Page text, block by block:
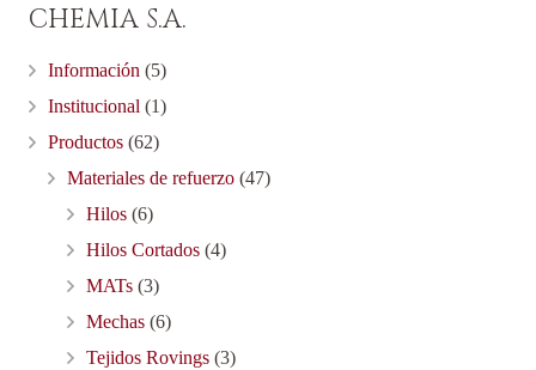
CHEMIA S.A.
Información (5)
Institucional (1)
Productos (62)
Materiales de refuerzo (47)
Hilos (6)
Hilos Cortados (4)
MATs (3)
Mechas (6)
Tejidos Rovings (3)